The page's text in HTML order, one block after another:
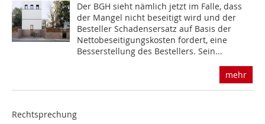
Der BGH sieht nämlich jetzt im Falle, dass
der Mangel nicht beseitigt wird und der
Besteller Schadensersatz auf Basis der
Nettobeseitigungskosten fordert, eine
Besserstellung des Bestellers. Sein...
mehr
Rechtsprechung